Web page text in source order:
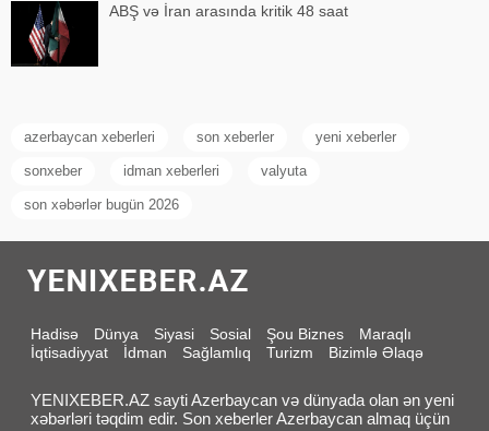
ABŞ və İran arasında kritik 48 saat
azerbaycan xeberleri son xeberler yeni xeberler
sonxeber idman xeberleri valyuta
son xəbərlər bugün 2026
Hadisə Dünya Siyasi Sosial Şou Biznes
Maraqlı
İqtisadiyyat
İdman Sağlamlıq Turizm Bizimlə Əlaqə
YENIXEBER.AZ sayti Azerbaycan və dünyada olan ən yeni
xəbərləri təqdim edir. Son xeberler Azerbaycan almaq üçün